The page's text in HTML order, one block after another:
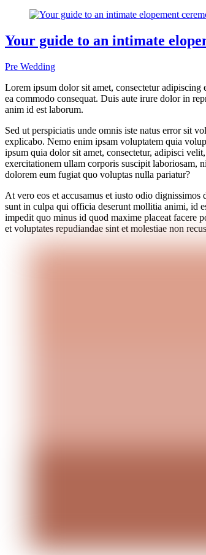
Your guide to an intimate
Pre Wedding
Lorem ipsum dolor sit amet, consectetur
ea commodo consequat. Duis aute irure dolor in
anim id est laborum.
Sed ut perspiciatis unde omnis iste natus error sit
explicabo. Nemo enim ipsam voluptatem quia
ipsum quia dolor sit amet, consectetur, adipisci
exercitationem ullam corporis suscipit laboriosam,
dolorem eum fugiat quo voluptas nulla pariatur?
At vero eos et accusamus et iusto odio
sunt in culpa qui officia deserunt mollitia animi, id
impedit quo minus id quod maxime placeat facere
et voluptates repudiandae sint et molestiae non